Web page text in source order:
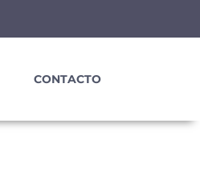
CONTACTO